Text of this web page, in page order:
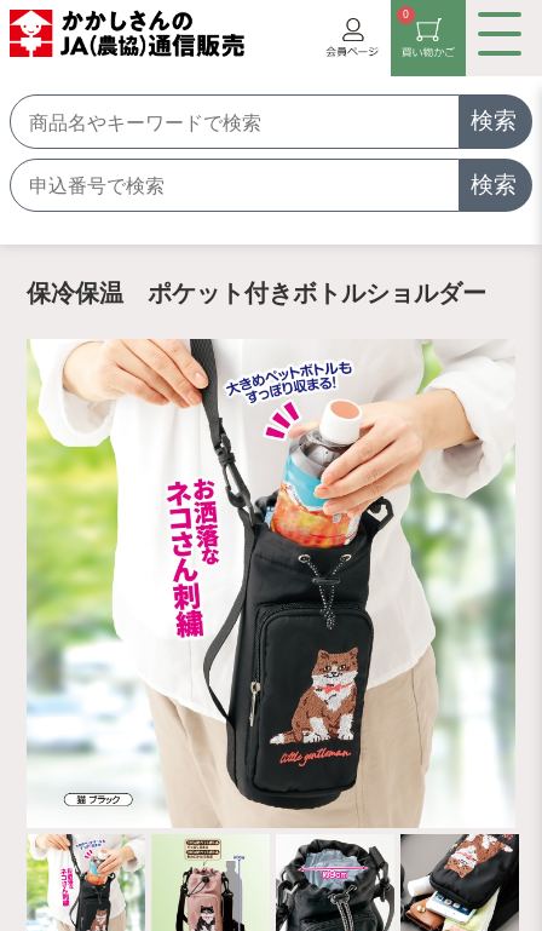
検索
検索
0
保冷保温 ポケット付きボトルショルダー